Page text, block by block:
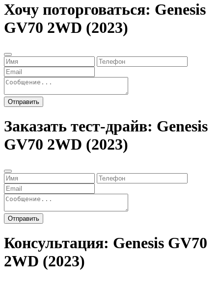
Хочу поторговаться: Genesis
GV70 2WD (2023)
Отправить
Заказать тест-драйв: Genesis
GV70 2WD (2023)
Отправить
Консультация: Genesis GV70
2WD (2023)